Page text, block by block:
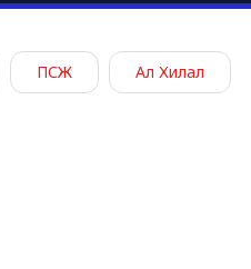
ПСЖ Ал Хилал